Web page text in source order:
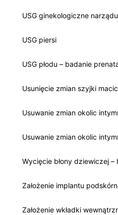
USG ginekologiczne
USG piersi
USG płodu – badanie
Usunięcie zmian szyjki
Usuwanie zmian okolic
Usuwanie zmian okolic
Wycięcie błony dziewiczej –
Założenie implantu
Założenie wkładki